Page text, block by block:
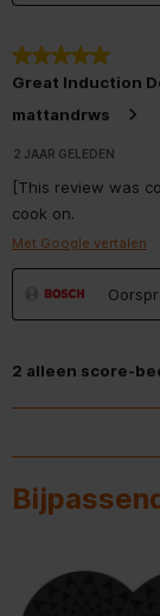
Type
Hoofdschakelaar
Type frame
5 van 5 sterren.
Great Induction
mattandrws
2 JAAR GELEDEN
[This review was
cook on.
Met Google vertalen
2 alleen score-